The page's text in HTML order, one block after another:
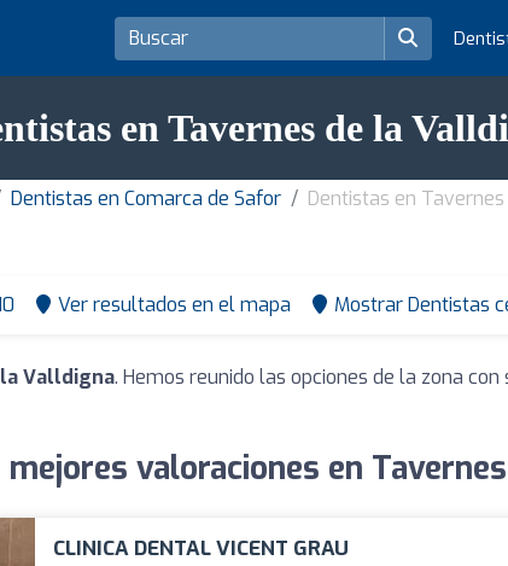
en Tavernes de la
Dentistas en Comarca de Safor Dentistas en
Ver resultados en el mapa Mostrar Dentistas
Valldigna. Hemos reunido las opciones de la zona
valoraciones en
CLINICA DENTAL VICENT GRAU